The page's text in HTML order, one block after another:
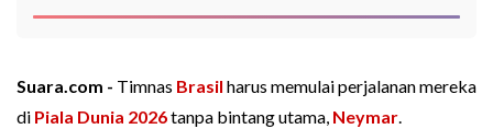
Suara.com - Timnas Brasil harus memulai perjalanan mereka
di Piala Dunia 2026tanpa bintang utama, Neymar.